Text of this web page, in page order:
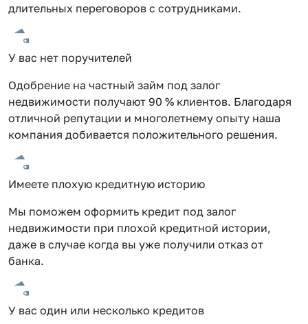
длительных переговоров с сотрудниками.
У вас нет поручителей
Одобрение на частный займ под залог
недвижимости получают 90 % клиентов. Благодаря
отличной репутации и многолетнему опыту наша
компания добивается положительного решения.
Имеете плохую кредитную историю
Мы поможем оформить кредит под залог
недвижимости при плохой кредитной истории,
даже в случае когда вы уже получили отказ от
банка.
У вас один или несколько кредитов